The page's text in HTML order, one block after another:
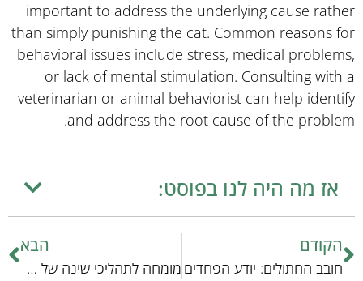
important to address the underlying cause rather
than simply punishing the cat. Common reasons for
behavioral issues include stress, medical problems,
or lack of mental stimulation. Consulting with a
veterinarian or animal behaviorist can help identify
and address the root cause of the problem.
אז מה היה לנו בפוסט:
הקודם
חובב החתולים: יודע הפחדים
הבא
מומחה לתהליכי שינה של חתולים צעירים